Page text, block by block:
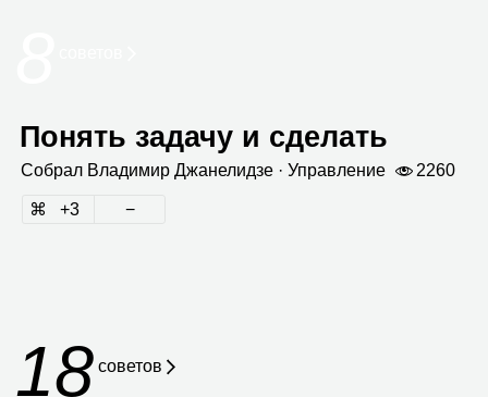
Понять задачу и сделать
Собрал Вла­ди­мир Джа­не­лидзе· Управ­ле­ние 2260
3
18 советов